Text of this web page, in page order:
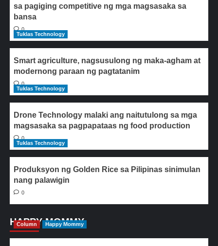
sa pagiging competitive ng mga magsasaka sa
bansa
0
Tuklas Technology
Smart agriculture, nagsusulong ng maka-agham at
modernong paraan ng pagtatanim
0
Tuklas Technology
Drone Technology malaki ang naitutulong sa mga
magsasaka sa pagpapataas ng food production
0
Tuklas Technology
Produksyon ng Golden Rice sa Pilipinas sinimulan
nang palawigin
0
HAPPY MOMMY
Column Happy Mommy